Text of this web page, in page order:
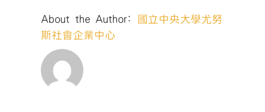
About the Author:
國立中央大學尤努
斯社會企業中心